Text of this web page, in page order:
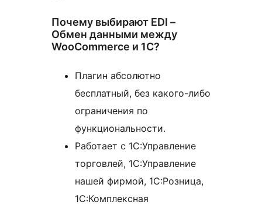
Почему выбирают EDI –
Обмен данными между
WooCommerce и 1С?
Плагин абсолютно
бесплатный, без какого-либо
ограничения по
функциональности.
Работает с 1С:Управление
торговлей, 1С:Управление
нашей фирмой, 1С:Розница,
1С:Комплексная